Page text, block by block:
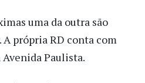
uma da outra são
própria RD conta com
Paulista.